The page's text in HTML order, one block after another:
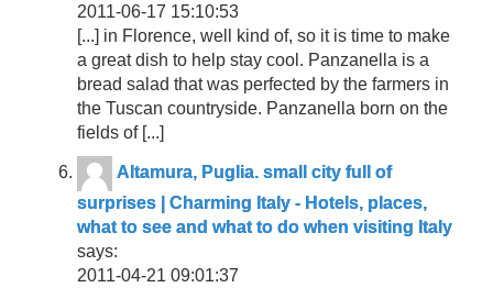
2011-06-17 15:10:53
[...] in Florence, well kind of, so it is time to make
a great dish to help stay cool. Panzanella is a
bread salad that was perfected by the farmers in
the Tuscan countryside. Panzanella born on the
fields of [...]
Altamura, Puglia. small city full of
surprises | Charming Italy - Hotels, places,
what to see and what to do when visiting Italy
says:
2011-04-21 09:01:37